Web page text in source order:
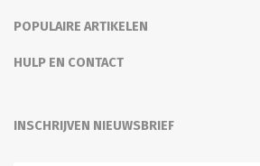
POPULAIRE ARTIKELEN
HULP EN CONTACT
INSCHRIJVEN NIEUWSBRIEF